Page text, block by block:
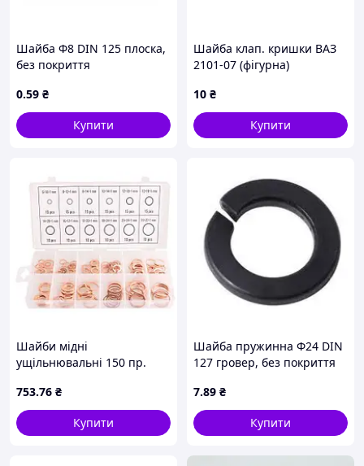
Шайба Ф8 DIN 125 плоска,
без покриття
0.59 ₴
Купити
Шайба клап. кришки ВАЗ
2101-07 (фігурна)
10 ₴
Купити
Шайби мідні
ущільнювальні 150 пр.
(00000009260)
753.76 ₴
Купити
Шайба пружинна Ф24 DIN
127 гровер, без покриття
7.89 ₴
Купити